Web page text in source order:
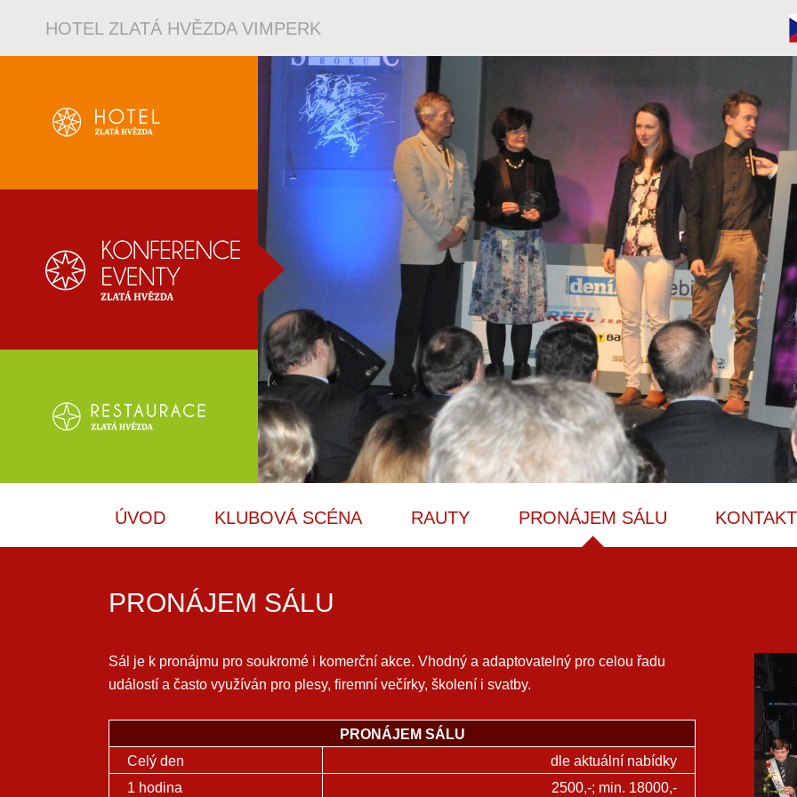
HOTEL ZLATÁ HVĚZDA VIMPERK
ÚVOD KLUBOVÁ SCÉNA RAUTY PRONÁJEM SÁLU KONTAKT
PRONÁJEM SÁLU
Sál je k pronájmu pro soukromé i komerční akce. Vhodný a adaptovatelný pro celou řadu
událostí a často využíván pro plesy, firemní večírky, školení i svatby.
PRONÁJEM SÁLU
Celý den
dle aktuální nabídky
1 hodina
2500,-; min. 18000,-